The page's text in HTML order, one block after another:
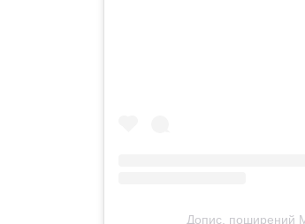
Допис, поширений